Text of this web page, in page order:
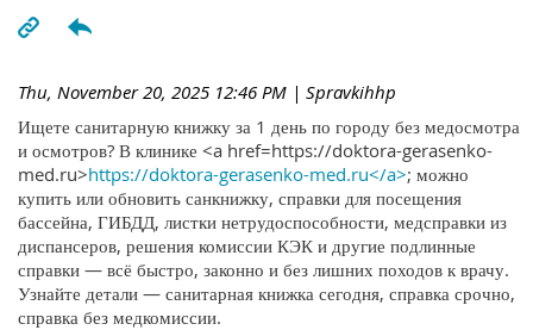
Thu, November 20, 2025 12:46 PM | Spravkihhp
Ищете санитарную книжку за 1 день по городу без медосмотра
и осмотров? В клинике <a href=https://doktora-gerasenko-
med.ru>https://doktora-gerasenko-med.ru</a>; можно
купить или обновить санкнижку, справки для посещения
бассейна, ГИБДД, листки нетрудоспособности, медсправки из
диспансеров, решения комиссии КЭК и другие подлинные
справки — всё быстро, законно и без лишних походов к врачу.
Узнайте детали — санитарная книжка сегодня, справка срочно,
справка без медкомиссии.